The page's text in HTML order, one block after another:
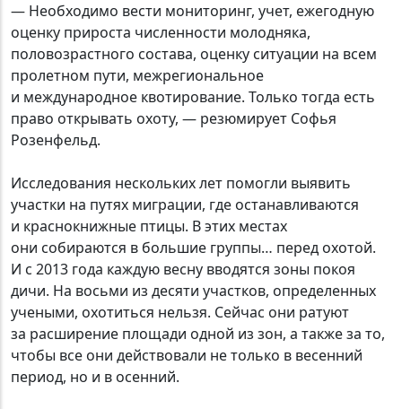
— Необходимо вести мониторинг, учет, ежегодную
оценку прироста численности молодняка,
половозрастного состава, оценку ситуации на всем
пролетном пути, межрегиональное
и международное квотирование. Только тогда есть
право открывать охоту, — резюмирует Софья
Розенфельд.
Исследования нескольких лет помогли выявить
участки на путях миграции, где останавливаются
и краснокнижные птицы. В этих местах
они собираются в большие группы… перед охотой.
И с 2013 года каждую весну вводятся зоны покоя
дичи. На восьми из десяти участков, определенных
учеными, охотиться нельзя. Сейчас они ратуют
за расширение площади одной из зон, а также за то,
чтобы все они действовали не только в весенний
период, но и в осенний.